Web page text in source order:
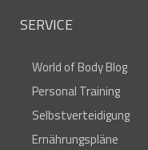
SERVICE
World of Body Blog
Personal Training
Selbstverteidigung
Ernährungspläne